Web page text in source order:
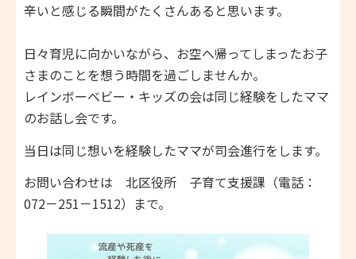
辛いと感じる瞬間がたくさんあると思います。
日々育児に向かいながら、お空へ帰ってしまったお子
さまのことを想う時間を過ごしませんか。
レインボーベビー・キッズの会は同じ経験をしたママ
のお話し会です。
当日は同じ想いを経験したママが司会進行をします。
お問い合わせは 北区役所 子育て支援課（電話：
072－251－1512）まで。